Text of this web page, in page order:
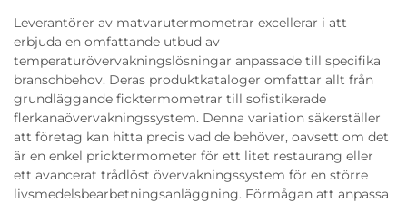
Leverantörer av matvarutermometrar excellerar i att
erbjuda en omfattande utbud av
temperaturövervakningslösningar anpassade till specifika
branschbehov. Deras produktkataloger omfattar allt från
grundläggande ficktermometrar till sofistikerade
flerkanaövervakningssystem. Denna variation säkerställer
att företag kan hitta precis vad de behöver, oavsett om det
är en enkel pricktermometer för ett litet restaurang eller
ett avancerat trådlöst övervakningssystem för en större
livsmedelsbearbetningsanläggning. Förmågan att anpassa